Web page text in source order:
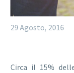
29 Agosto, 2016
Circa il 15%